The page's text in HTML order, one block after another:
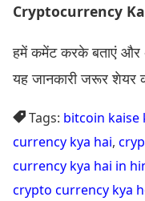
Cryptocurrency
हमें कमेंट करके बताएं और
यह जानकारी जरूर शेयर
Tags: bitcoin kaise
currency kya hai,
currency kya hai in
crypto currency kya